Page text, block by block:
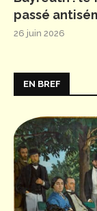
passé
26 juin 2026
EN BREF